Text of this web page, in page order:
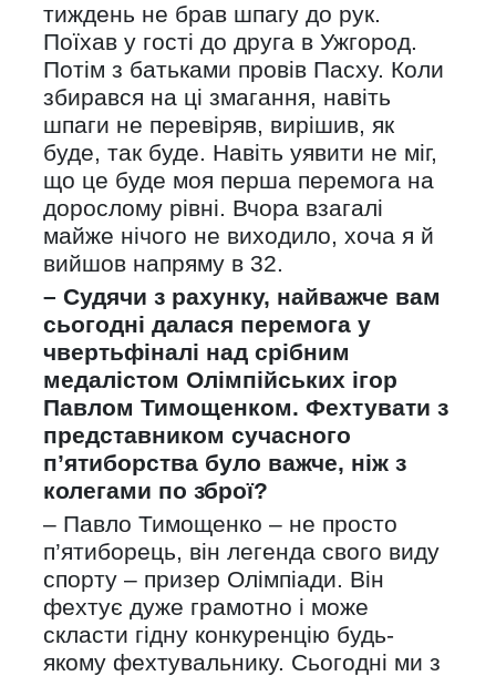
тиждень не брав шпагу до рук.
Поїхав у гості до друга в Ужгород.
Потім з батьками провів Пасху. Коли
збирався на ці змагання, навіть
шпаги не перевіряв, вирішив, як
буде, так буде. Навіть уявити не міг,
що це буде моя перша перемога на
дорослому рівні. Вчора взагалі
майже нічого не виходило, хоча я й
вийшов напряму в 32.
– Судячи з рахунку, найважче вам
сьогодні далася перемога у
чвертьфіналі над срібним
медалістом Олімпійських ігор
Павлом Тимощенком. Фехтувати з
представником сучасного
п’ятиборства було важче, ніж з
колегами по зброї?
– Павло Тимощенко – не просто
п’ятиборець, він легенда свого виду
спорту – призер Олімпіади. Він
фехтує дуже грамотно і може
скласти гідну конкуренцію будь-
якому фехтувальнику. Сьогодні ми з